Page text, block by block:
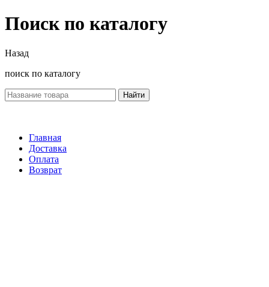
Поиск по каталогу
Назад
поиск по каталогу
Найти
Главная
Доставка
Оплата
Возврат